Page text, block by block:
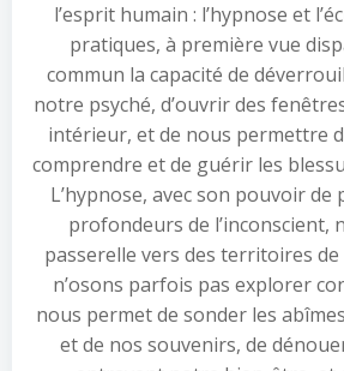
l’esprit humain : l’hypnose et
pratiques, à première vue
commun la capacité de
notre psyché, d’ouvrir des
intérieur, et de nous permettre
comprendre et de guérir les
L’hypnose, avec son pouvoir de
profondeurs de l’inconscient,
passerelle vers des territoires de
n’osons parfois pas explorer
nous permet de sonder les
et de nos souvenirs, de